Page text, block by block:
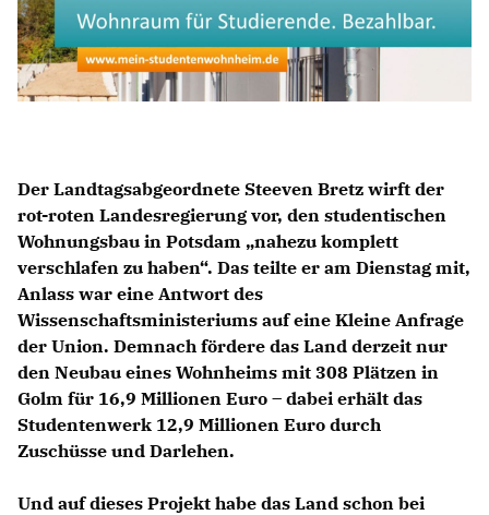
CDU Fraktion im Brandenburger Landtag
CDU Brandenburg
CDU Potsdam
Der Landtagsabgeordnete Steeven Bretz wirft der
rot-roten Landesregierung vor, den studentischen
Wohnungsbau in Potsdam „nahezu komplett
verschlafen zu haben“. Das teilte er am Dienstag mit,
Anlass war eine Antwort des
Wissenschaftsministeriums auf eine Kleine Anfrage
der Union. Demnach fördere das Land derzeit nur
den Neubau eines Wohnheims mit 308 Plätzen in
Golm für 16,9 Millionen Euro – dabei erhält das
Studentenwerk 12,9 Millionen Euro durch
Zuschüsse und Darlehen.
Und auf dieses Projekt habe das Land schon bei